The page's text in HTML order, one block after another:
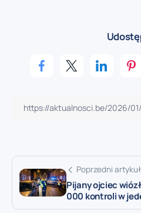
Poprzedni artykuł
Pijany ojciec
000 kontroli w